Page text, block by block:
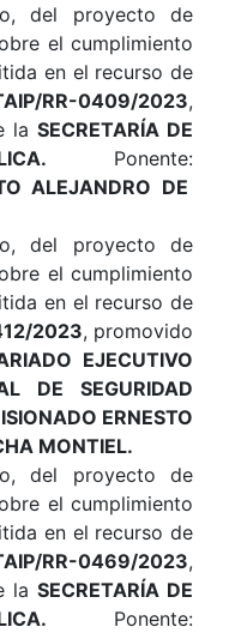
del proyecto de
el cumplimiento
en el recurso de
0409/2023,
la SECRETARÍA DE
. Ponente:
ALEJANDRO DE
del proyecto de
el cumplimiento
en el recurso de
2023, promovido
EJECUTIVO
DE SEGURIDAD
ERNESTO
MONTIEL.
del proyecto de
el cumplimiento
en el recurso de
0469/2023,
la SECRETARÍA DE
. Ponente: